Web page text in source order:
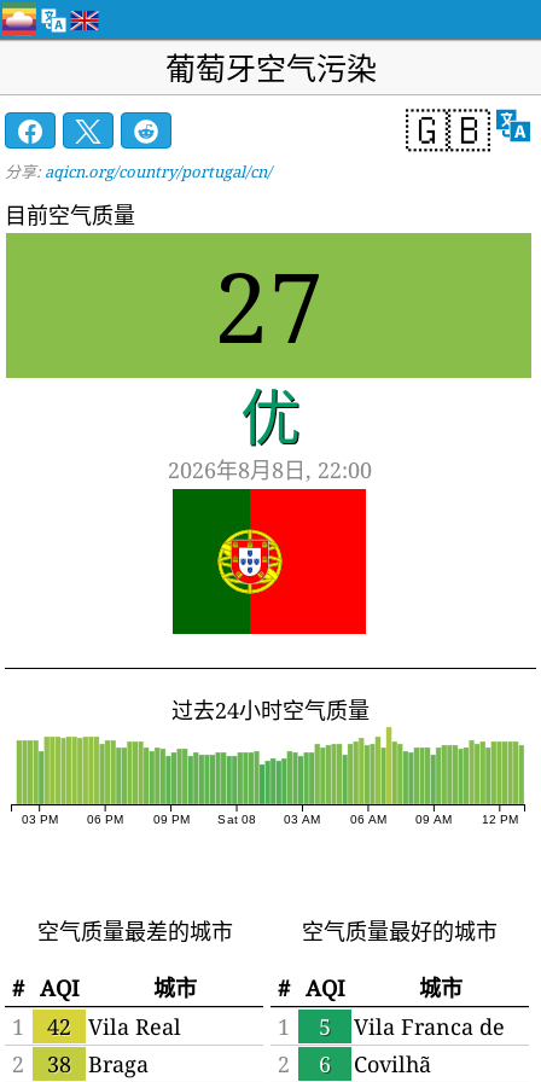
葡萄牙空气污染
🇬🇧
分享: aqicn.org/country/portugal/cn/
目前空气质量
27
优
2026年8月8日, 22:00
过去24小时空气质量
03 PM 06 PM 09 PM Sat 08 03 AM 06 AM 09 AM 12 PM
空气质量最差的城市
# AQI
城市
1
42
Vila Real
2
38
Braga
空气质量最好的城市
# AQI
城市
1
5
Vila Franca de
Xira
2 6
Covilhã